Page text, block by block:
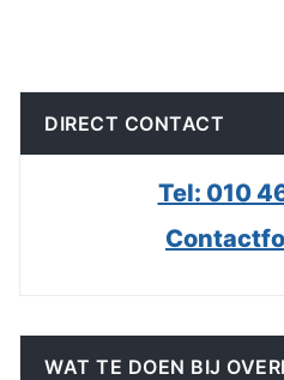
DIRECT CONTACT
Tel: 010
WAT TE DOEN BIJ